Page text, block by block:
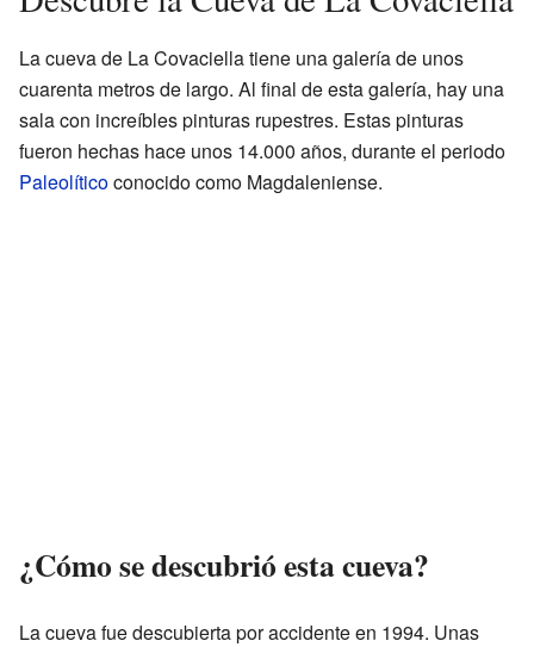
La cueva de La Covaciella tiene una galería de unos
cuarenta metros de largo. Al final de esta galería, hay una
sala con increíbles pinturas rupestres. Estas pinturas
fueron hechas hace unos 14.000 años, durante el periodo
Paleolíticoconocido como Magdaleniense.
¿Cómo se descubrió esta cueva?
La cueva fue descubierta por accidente en 1994. Unas